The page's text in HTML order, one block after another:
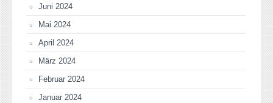
Juni 2024
Mai 2024
April 2024
März 2024
Februar 2024
Januar 2024